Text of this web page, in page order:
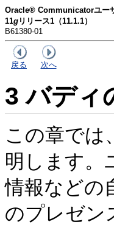
Oracle® Communicatorユー
11g リリース1（11.1.1）
B61380-01
戻る 次へ
3 バディ
この章では
明します。
情報などの
のプレゼン